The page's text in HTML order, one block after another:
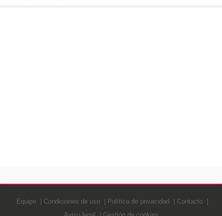
Equipo Condiciones de uso Política de privacidad
Contacto